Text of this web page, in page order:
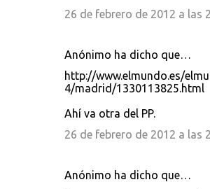
26 de febrero de 2012 a las
Anónimo ha dicho que…
http://www.elmundo.es/
4/madrid/1330113825.html
Ahí va otra del PP.
26 de febrero de 2012 a las
Anónimo ha dicho que…